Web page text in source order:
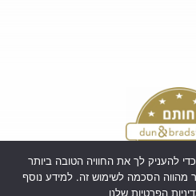
אנו משתמשים בקובצי Cookie כדי להעניק לך את החוויה הטובה ביותר
הסכמה לשימוש זה. למידע נוסף
הפרטיות שלנו